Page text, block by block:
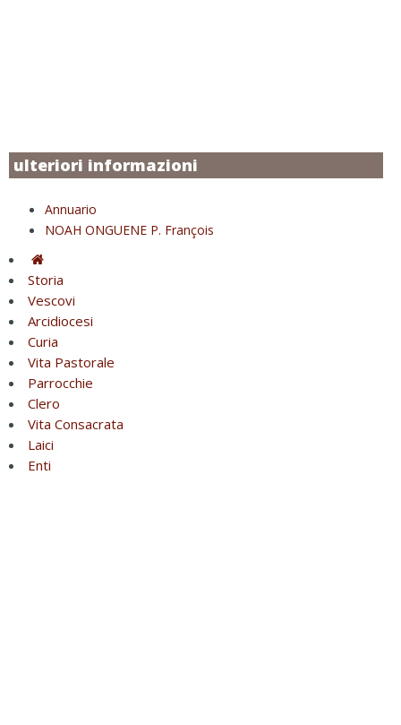
ulteriori informazioni
Annuario
NOAH ONGUENE P. François
Storia
Vescovi
Arcidiocesi
Curia
Vita Pastorale
Parrocchie
Clero
Vita Consacrata
Laici
Enti